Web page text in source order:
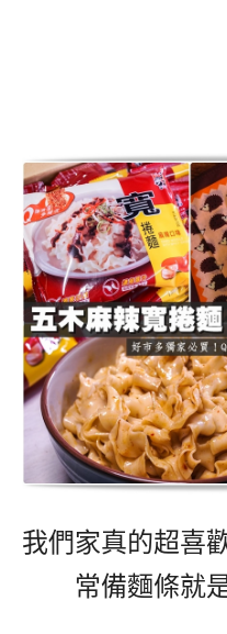
我們家真的超喜
常備麵條就